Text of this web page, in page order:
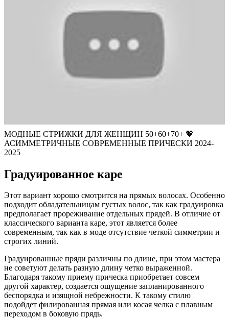
МОДНЫЕ СТРИЖКИ ДЛЯ ЖЕНЩИН 50+60+70+ 💖
АСИММЕТРИЧНЫЕ СОВРЕМЕННЫЕ ПРИЧЕСКИ 2024-
2025
Градуированное каре
Этот вариант хорошо смотрится на прямых волосах. Особенно
подходит обладательницам густых волос, так как градуировка
предполагает прореживание отдельных прядей. В отличие от
классического варианта каре, этот является более
современным, так как в моде отсутствие четкой симметрии и
строгих линий.
Градуированные пряди различны по длине, при этом мастера
не советуют делать разную длину четко выраженной.
Благодаря такому приему прическа приобретает совсем
другой характер, создается ощущение запланированного
беспорядка и изящной небрежности. К такому стилю
подойдет филированная прямая или косая челка с плавным
переходом в боковую прядь.